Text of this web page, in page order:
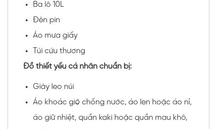
Ba lô 10L
Đèn pin
Áo mưa giấy
Túi cứu thương
Đồ thiết yếu cá nhân chuẩn bị:
Giày leo núi
Áo khoác gió chống nước, áo len hoặc áo nỉ,
áo giữ nhiệt, quần kaki hoặc quần mau khô,